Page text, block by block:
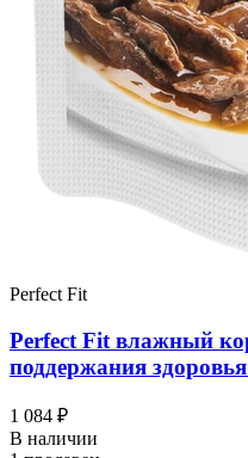
Perfect Fit
Perfect Fit влажный
поддержания здоровья
1 084 ₽
В наличии